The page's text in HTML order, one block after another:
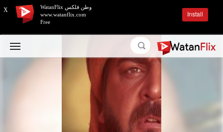
X
وطن فلكس WatanFlix
www.watanflix.com
Free
Install